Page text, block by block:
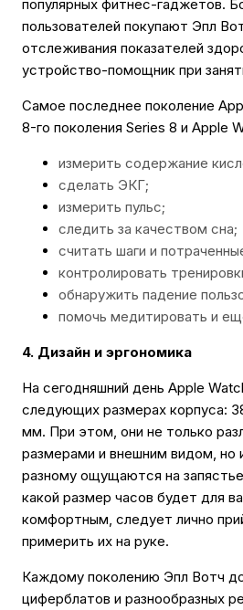
популярных фитнес-гаджетов.
пользователей покупают Эпл
отслеживания показателей
устройство-помощник при
Самое последнее поколение
8-го поколения Series 8 и Apple
измерить содержание
сделать ЭКГ;
измерить пульс;
следить за качеством сна;
считать шаги и
контролировать
обнаружить падение
помочь медитировать и
4. Дизайн и эргономика
На сегодняшний день Apple
следующих размерах корпуса:
мм. При этом, они не только
размерами и внешним видом, но
разному ощущаются на
какой размер часов будет для
комфортным, следует лично
примерить их на руке.
Каждому поколению Эпл Вотч
циферблатов и разнообразных